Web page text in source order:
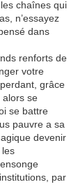
chaînes qui
n’essayez
dans
renforts de
votre
grâce
alors se
se battre
pauvre a sa
devenir
les
par